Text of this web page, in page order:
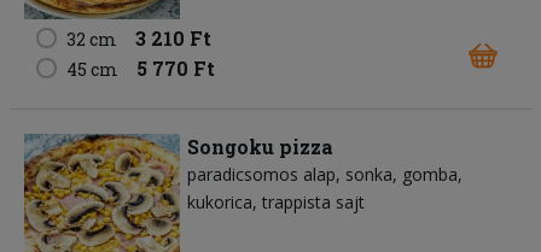
32 cm 3 210 Ft
45 cm 5 770 Ft
Songoku pizza
paradicsomos alap sonka gomba
kukorica trappista sajt